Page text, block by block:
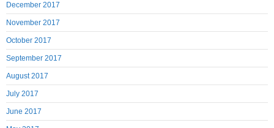
December 2017
November 2017
October 2017
September 2017
August 2017
July 2017
June 2017